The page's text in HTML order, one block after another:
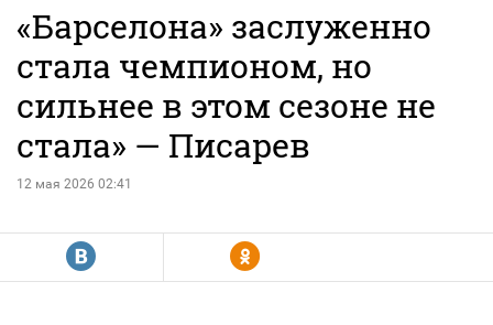
«Барселона» заслуженно
стала чемпионом, но
сильнее в этом сезоне не
стала» — Писарев
12 мая 2026 02:41
R Y